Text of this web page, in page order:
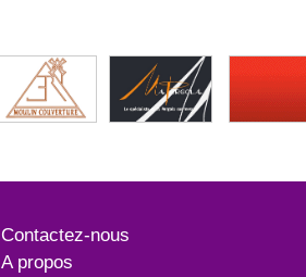
Contactez-nous
A propos